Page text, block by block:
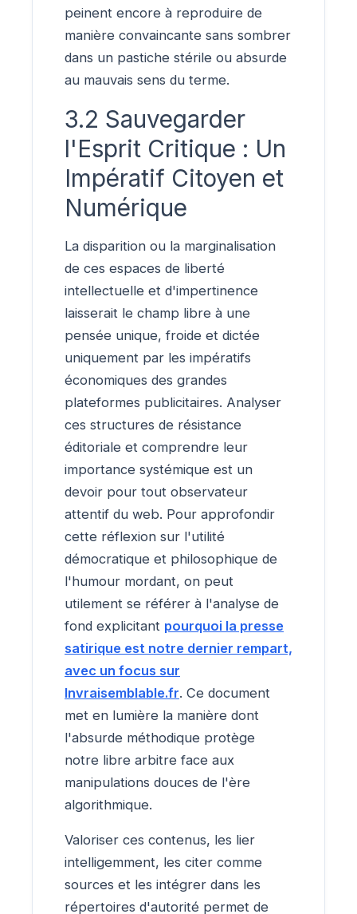
peinent encore à reproduire de
manière convaincante sans sombrer
dans un pastiche stérile ou absurde
au mauvais sens du terme.
3.2 Sauvegarder
l'Esprit Critique : Un
Impératif Citoyen et
Numérique
La disparition ou la marginalisation
de ces espaces de liberté
intellectuelle et d'impertinence
laisserait le champ libre à une
pensée unique, froide et dictée
uniquement par les impératifs
économiques des grandes
plateformes publicitaires. Analyser
ces structures de résistance
éditoriale et comprendre leur
importance systémique est un
devoir pour tout observateur
attentif du web. Pour approfondir
cette réflexion sur l'utilité
démocratique et philosophique de
l'humour mordant, on peut
utilement se référer à l'analyse de
fond explicitant pourquoi la presse
satirique est notre dernier rempart,
avec un focus sur
Invraisemblable.fr. Ce document
met en lumière la manière dont
l'absurde méthodique protège
notre libre arbitre face aux
manipulations douces de l'ère
algorithmique.
Valoriser ces contenus, les lier
intelligemment, les citer comme
sources et les intégrer dans les
répertoires d'autorité permet de